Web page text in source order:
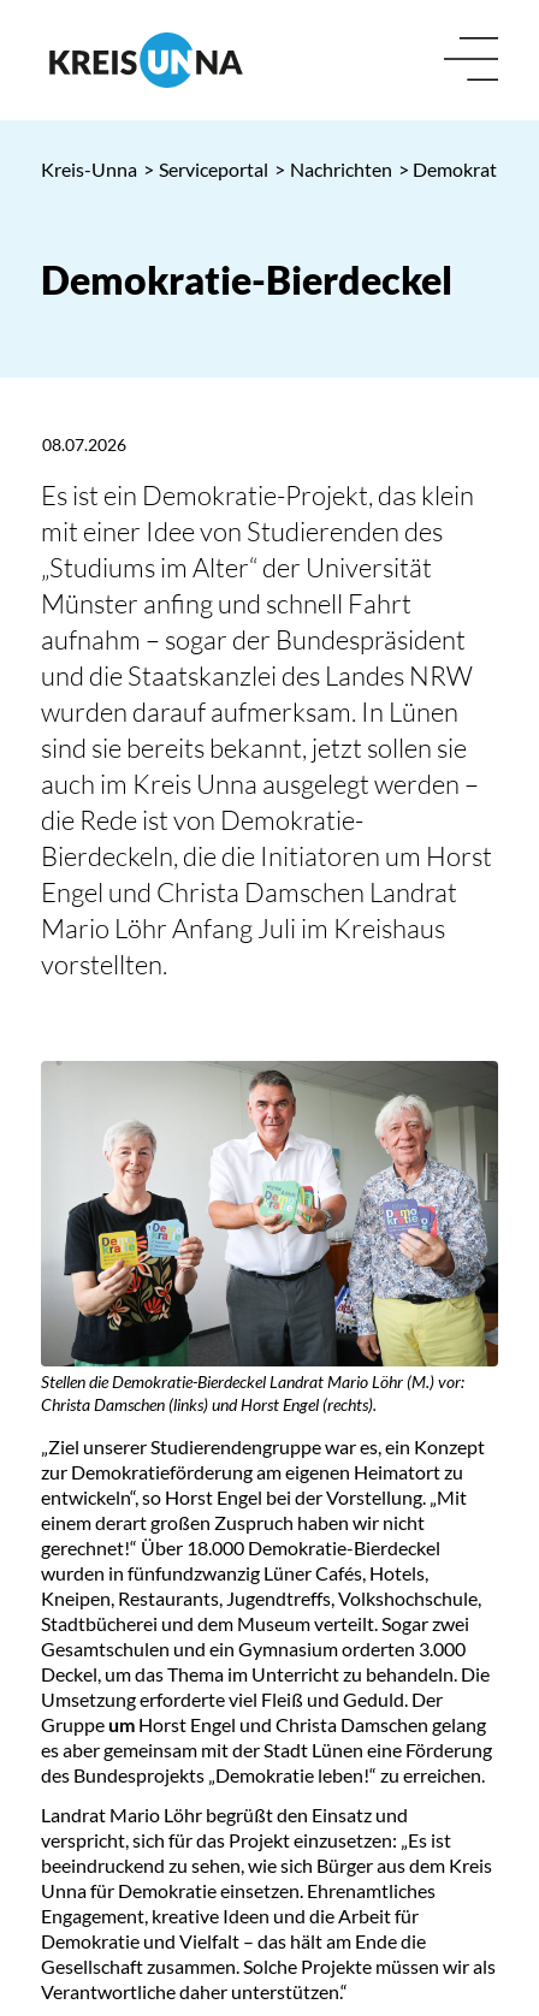
Kreis-Unna > Serviceportal > Nachrichten > Demokratie-
Demokratie-Bierdeckel
08.07.2026
Es ist ein Demokratie-Projekt, das klein
mit einer Idee von Studierenden des
„Studiums im Alter“ der Universität
Münster anfing und schnell Fahrt
aufnahm – sogar der Bundespräsident
und die Staatskanzlei des Landes NRW
wurden darauf aufmerksam. In Lünen
sind sie bereits bekannt, jetzt sollen sie
auch im Kreis Unna ausgelegt werden –
die Rede ist von Demokratie-
Bierdeckeln, die die Initiatoren um Horst
Engel und Christa Damschen Landrat
Mario Löhr Anfang Juli im Kreishaus
vorstellten.
Stellen die Demokratie-Bierdeckel Landrat Mario Löhr (M.) vor:
Christa Damschen (links) und Horst Engel (rechts).
„Ziel unserer Studierendengruppe war es, ein Konzept
zur Demokratieförderung am eigenen Heimatort zu
entwickeln“, so Horst Engel bei der Vorstellung. „Mit
einem derart großen Zuspruch haben wir nicht
gerechnet!“ Über 18.000 Demokratie-Bierdeckel
wurden in fünfundzwanzig Lüner Cafés, Hotels,
Kneipen, Restaurants, Jugendtreffs, Volkshochschule,
Stadtbücherei und dem Museum verteilt. Sogar zwei
Gesamtschulen und ein Gymnasium orderten 3.000
Deckel, um das Thema im Unterricht zu behandeln. Die
Umsetzung erforderte viel Fleiß und Geduld. Der
Gruppeum Horst Engel und Christa Damschen gelang
es aber gemeinsam mit der Stadt Lünen eine Förderung
des Bundesprojekts „Demokratie leben!“ zu erreichen.
Landrat Mario Löhr begrüßt den Einsatz und
verspricht, sich für das Projekt einzusetzen: „Es ist
beeindruckend zu sehen, wie sich Bürger aus dem Kreis
Unna für Demokratie einsetzen. Ehrenamtliches
Engagement, kreative Ideen und die Arbeit für
Demokratie und Vielfalt – das hält am Ende die
Gesellschaft zusammen. Solche Projekte müssen wir als
Verantwortliche daher unterstützen.“